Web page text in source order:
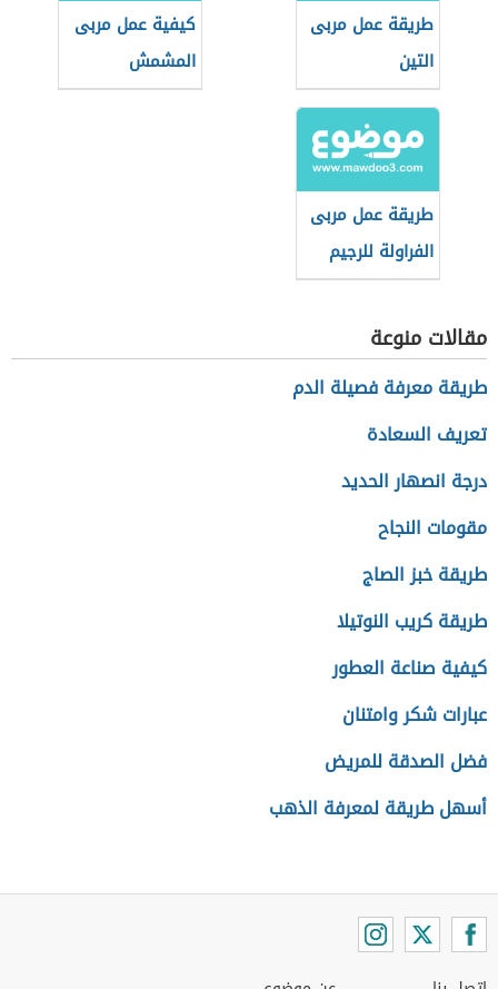
طريقة عمل مربى
التين
كيفية عمل مربى
المشمش
طريقة عمل مربى
الفراولة للرجيم
مقالات منوعة
طريقة معرفة فصيلة الدم
تعريف السعادة
درجة انصهار الحديد
مقومات النجاح
طريقة خبز الصاج
طريقة كريب النوتيلا
كيفية صناعة العطور
عبارات شكر وامتنان
فضل الصدقة للمريض
أسهل طريقة لمعرفة الذهب